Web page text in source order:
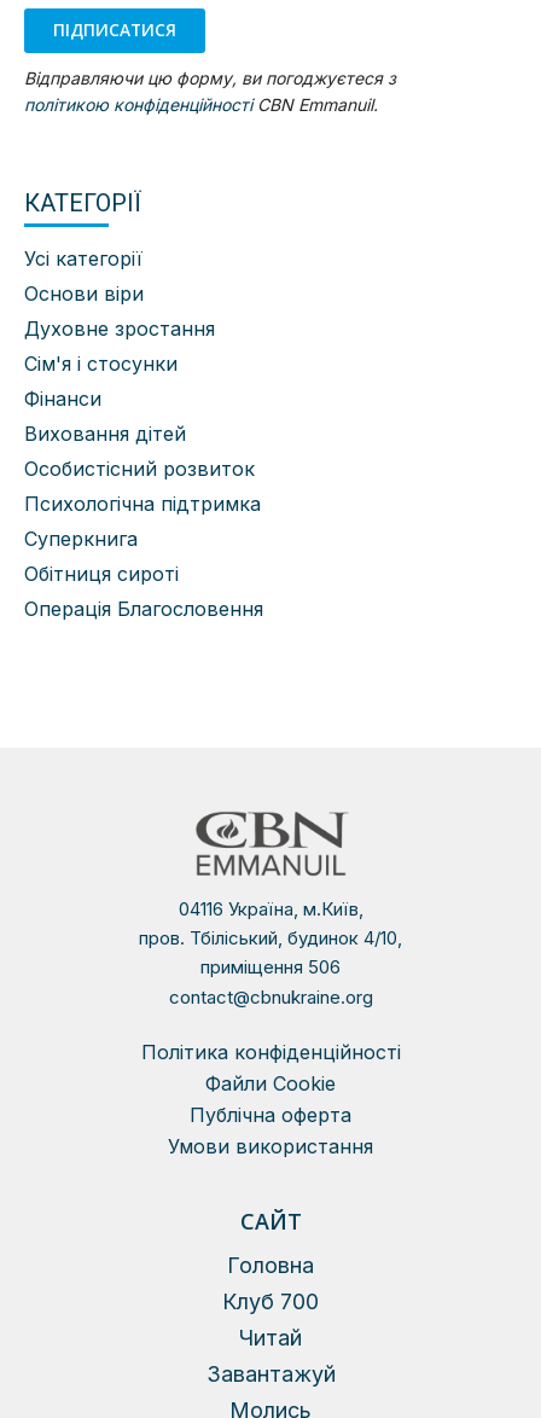
ПІДПИСАТИСЯ
Відправляючи цю форму, ви погоджуєтеся з
політикою конфіденційностіCBN Emmanuil.
КАТЕГОРІЇ
Усі категорії
Основи віри
Духовне зростання
Сім'я і стосунки
Фінанси
Виховання дітей
Особистісний розвиток
Психологічна підтримка
Суперкнига
Обітниця сироті
Операція Благословення
04116 Україна, м.Київ,
пров. Тбіліський, будинок 4/10,
приміщення 506
contact@cbnukraine.org
Політика конфіденційності
Файли Сookie
Публічна оферта
Умови використання
САЙТ
Головна
Клуб 700
Читай
Завантажуй
Молись